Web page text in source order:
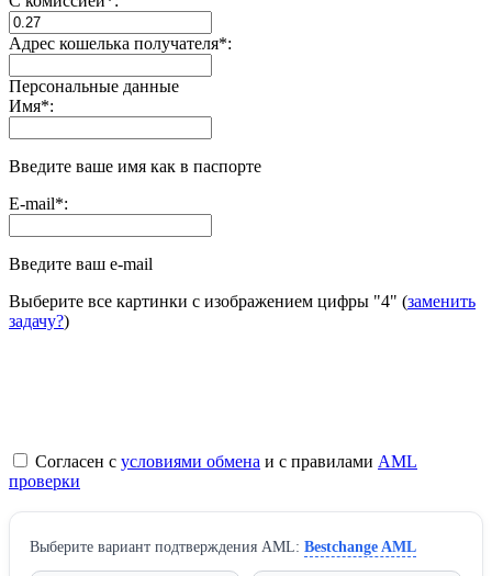
Адрес кошелька получателя*:
Персональные данные
Имя*:
Введите ваше имя как в паспорте
E-mail*:
Введите ваш e-mail
Выберите все картинки с изображением цифры "4" (заменить
задачу?)
Согласен с условиями обмена и с правилами AML
проверки
Выберите вариант подтверждения AML: Bestchange AML